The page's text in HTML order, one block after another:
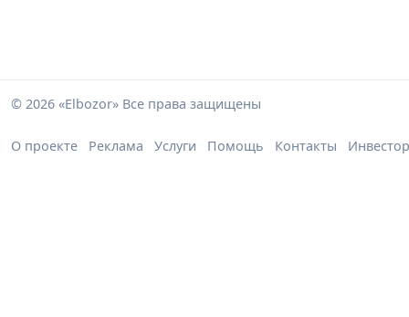
© 2026 «Elbozor» Все права защищены
О проекте Реклама Услуги Помощь Контакты